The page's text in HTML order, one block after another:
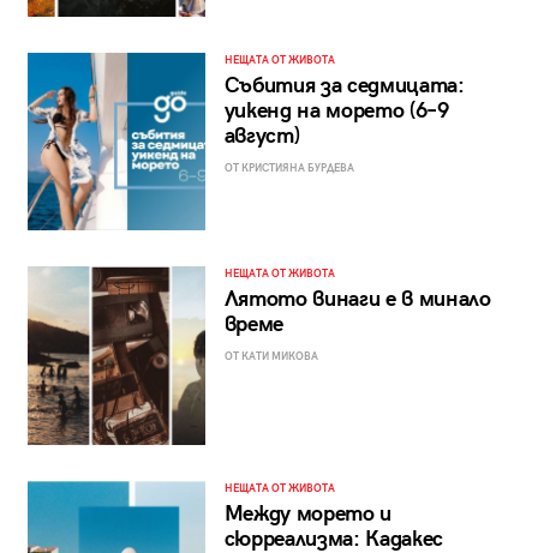
НЕЩАТА ОТ ЖИВОТА
Събития за седмицата:
уикенд на морето (6–9
август)
ОТ КРИСТИЯНА БУРДЕВА
НЕЩАТА ОТ ЖИВОТА
Лятото винаги е в минало
време
ОТ КАТИ МИКОВА
НЕЩАТА ОТ ЖИВОТА
Между морето и
сюрреализма: Кадакес